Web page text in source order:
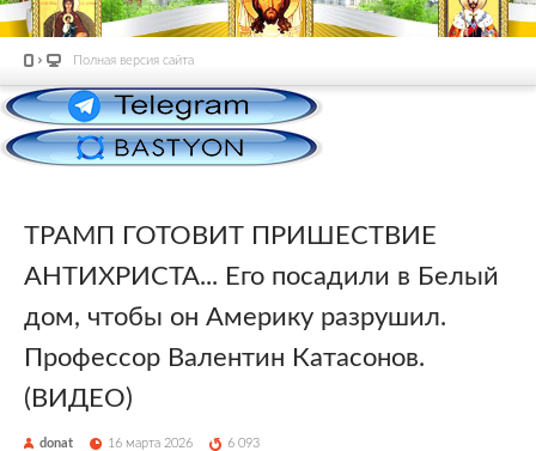
Полная версия сайта
ТРАМП ГОТОВИТ ПРИШЕСТВИЕ
АНТИХРИСТА... Его посадили в Белый
дом, чтобы он Америку разрушил.
Профессор Валентин Катасонов.
(ВИДЕО)
donat 16 марта 2026 6 093